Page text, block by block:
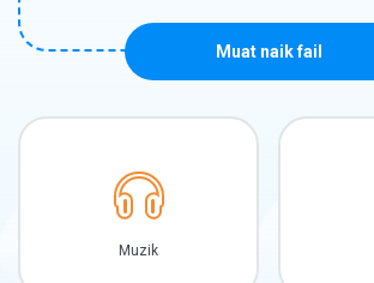
Muat naik fail
Muzik